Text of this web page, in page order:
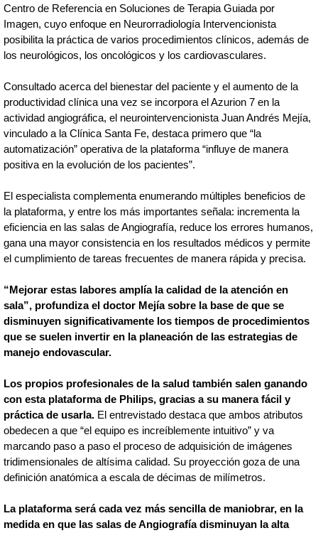
Centro de Referencia en Soluciones de Terapia Guiada por
Imagen, cuyo enfoque en Neurorradiología Intervencionista
posibilita la práctica de varios procedimientos clínicos, además de
los neurológicos, los oncológicos y los cardiovasculares.
Consultado acerca del bienestar del paciente y el aumento de la
productividad clínica una vez se incorpora el Azurion 7 en la
actividad angiográfica, el neurointervencionista Juan Andrés Mejía,
vinculado a la Clínica Santa Fe, destaca primero que “la
automatización” operativa de la plataforma “influye de manera
positiva en la evolución de los pacientes”.
El especialista complementa enumerando múltiples beneficios de
la plataforma, y entre los más importantes señala: incrementa la
eficiencia en las salas de Angiografía, reduce los errores humanos,
gana una mayor consistencia en los resultados médicos y permite
el cumplimiento de tareas frecuentes de manera rápida y precisa.
“Mejorar estas labores amplía la calidad de la atención en
sala”, profundiza el doctor Mejía sobre la base de que se
disminuyen significativamente los tiempos de procedimientos
que se suelen invertir en la planeación de las estrategias de
manejo endovascular.
Los propios profesionales de la salud también salen ganando
con esta plataforma de Philips, gracias a su manera fácil y
práctica de usarla. El entrevistado destaca que ambos atributos
obedecen a que “el equipo es increíblemente intuitivo” y va
marcando paso a paso el proceso de adquisición de imágenes
tridimensionales de altísima calidad. Su proyección goza de una
definición anatómica a escala de décimas de milímetros.
La plataforma será cada vez más sencilla de maniobrar, en la
medida en que las salas de Angiografía disminuyan la alta